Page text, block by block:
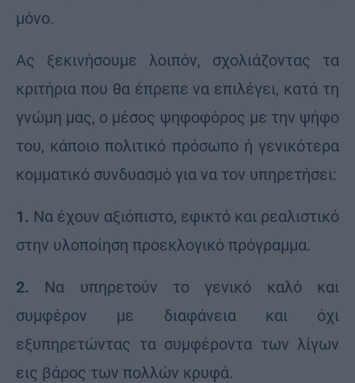
μόνο.
Ας ξεκινήσουμε λοιπόν, σχολιάζοντας τα
κριτήρια που θα έπρεπε να επιλέγει, κατά τη
γνώμη μας, ο μέσος ψηφοφόρος με την ψήφο
του, κάποιο πολιτικό πρόσωπο ή γενικότερα
κομματικό συνδυασμό για να τον υπηρετήσει:
1. Να έχουν αξιόπιστο, εφικτό και ρεαλιστικό
στην υλοποίηση προεκλογικό πρόγραμμα.
2. Να υπηρετούν το γενικό καλό και
συμφέρον με διαφάνεια και όχι
εξυπηρετώντας τα συμφέροντα των λίγων
εις βάρος των πολλών κρυφά.